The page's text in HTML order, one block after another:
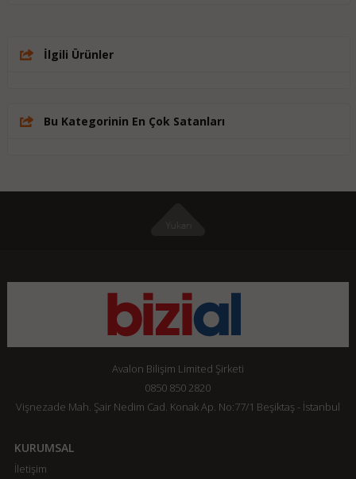
İlgili Ürünler
Bu Kategorinin En Çok Satanları
Avalon Bilişim Limited Şirketi
0850 850 2820
Vişnezade Mah. Şair Nedim Cad. Konak Ap. No:77/1 Beşiktaş - İstanbul
KURUMSAL
İletişim